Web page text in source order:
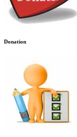
Donation